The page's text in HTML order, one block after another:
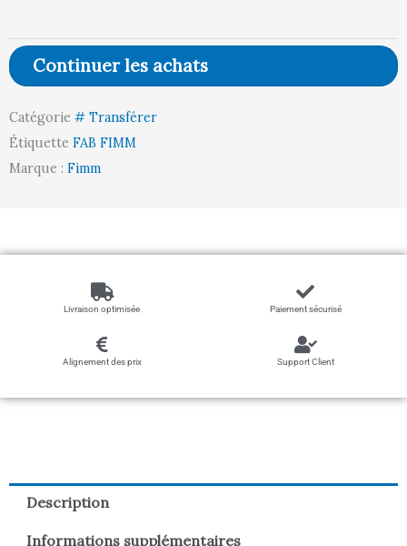
pour
plateau
x
700
Continuer les achats
Catégorie # Transférer
Étiquette FAB FIMM
Marque : Fimm
Livraison optimisée Paiement sécurisé
Alignement des prix Support Client
Description
Informations supplémentaires